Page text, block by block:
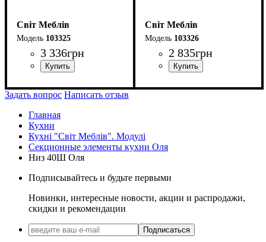
Світ Меблів
103325
3 336грн
Світ Меблів
103326
2 835грн
Задать вопрос Написать отзыв
Главная
Кухни
Кухні "Світ Меблів". Модулі
Секционные элементы кухни Оля
Низ 40Ш Оля
Подписывайтесь и будьте первыми
Новинки, интересные новости, акции и распродажи,
скидки и рекомендации
Подписаться